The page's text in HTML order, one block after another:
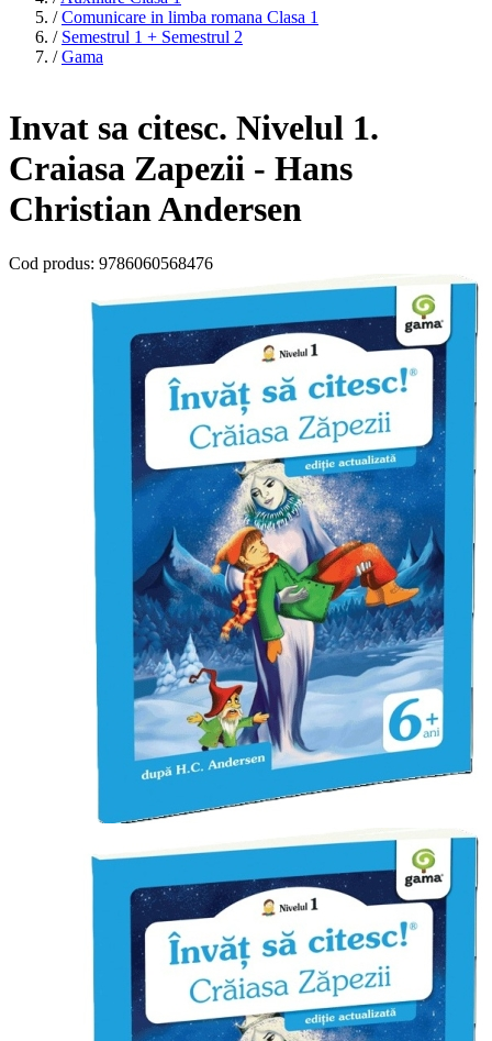
/ Comunicare in limba romana Clasa 1
/ Semestrul 1 + Semestrul 2
/ Gama
Invat sa citesc. Nivelul 1.
Craiasa Zapezii - Hans
Christian Andersen
Cod produs: 9786060568476